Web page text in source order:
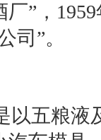
厂” ， 1959
司 ”。
以五粮液